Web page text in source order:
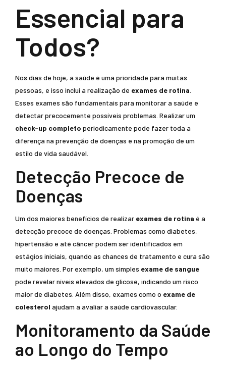
Essencial para
Todos?
Nos dias de hoje, a saúde é uma prioridade para muitas
pessoas, e isso inclui a realização de exames de rotina
Esses exames são fundamentais para monitorar a saúde e
detectar precocemente possíveis problemas. Realizar um
check-up completo periodicamente pode fazer toda a
diferença na prevenção de doenças e na promoção de um
estilo de vida saudável.
Detecção Precoce de
Doenças
Um dos maiores benefícios de realizar exames de rotina é a
detecção precoce de doenças. Problemas como diabetes,
hipertensão e até câncer podem ser identificados em
estágios iniciais, quando as chances de tratamento e cura são
muito maiores. Por exemplo, um simples exame de sangue
pode revelar níveis elevados de glicose, indicando um risco
maior de diabetes. Além disso, exames como o exame de
colesterol ajudam a avaliar a saúde cardiovascular.
Monitoramento da Saúde
ao Longo do Tempo